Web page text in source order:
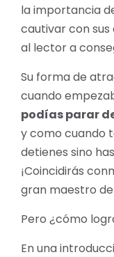
la importancia
cautivar con sus
al lector a
Su forma de
cuando
podías parar
y como cuando
detienes sino
¡Coincidirás
gran maestro
Pero ¿cómo
En una